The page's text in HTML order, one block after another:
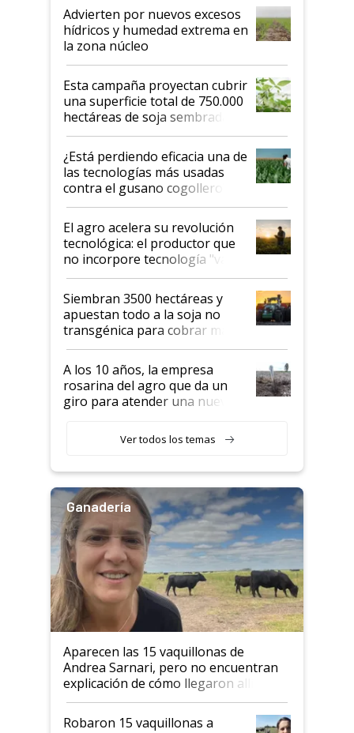
Advierten por nuevos excesos
hídricos y humedad extrema en
la zona núcleo
Esta campaña proyectan cubrir
una superficie total de 750.000
hectáreas de soja sembradas
con una nueva generación de
variedades que marcan un
salto tecnológico en genética y
rendimiento
¿Está perdiendo eficacia una de
las tecnologías más usadas
contra el gusano cogollero? El
desafío de una tecnología clave
El agro acelera su revolución
tecnológica: el productor que
no incorpore tecnología "va a
perder el tren"
Siembran 3500 hectáreas y
apuestan todo a la soja no
transgénica para cobrar más
por tonelada: compraron un
semillero
A los 10 años, la empresa
rosarina del agro que da un
giro para atender una nueva
Ver todos los temas
Ganadería
Aparecen las 15 vaquillonas de
Andrea Sarnari, pero no encuentran
explicación de cómo llegaron allí
Robaron 15 vaquillonas a